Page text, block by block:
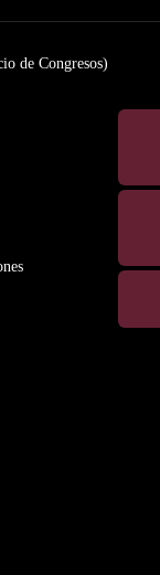
de Congresos)